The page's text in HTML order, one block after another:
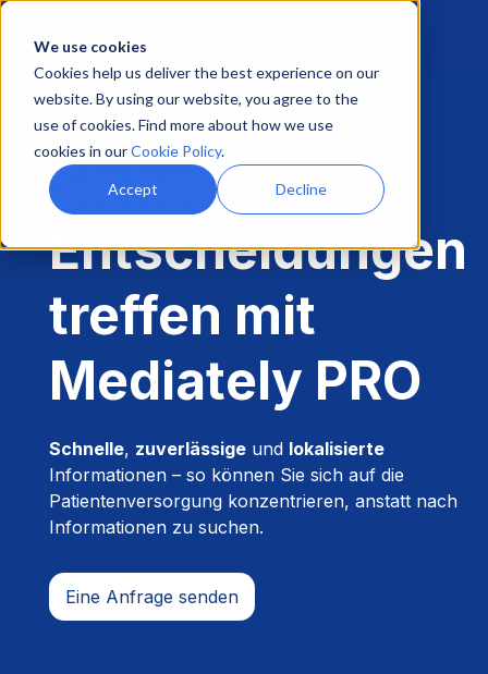
We use cookies
Cookies help us deliver the best experience on our
website. By using our website, you agree to the
use of cookies. Find more about how we use
cookies in ourCookie Policy.
Accept Decline
Sicher
Entscheidungen
treffen mit
Mediately PRO
Schnelle, zuverlässige und lokalisierte
Informationen – so können Sie sich auf die
Patientenversorgung konzentrieren, anstatt nach
Informationen zu suchen.
Eine Anfrage senden